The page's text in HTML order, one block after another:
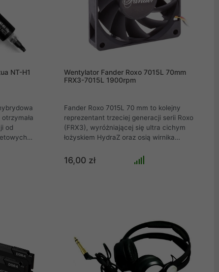
NT-H1
od
na
klasy
Wentylator Fander Roxo 7015L 70mm
FRX3-7015L 1900rpm
Fander Roxo 7015L 70 mm to kolejny
reprezentant trzeciej generacji serii Roxo
(FRX3), wyróżniającej się ultra cichym
łożyskiem HydraZ oraz osią wirnika
trwałości. Wentylatory Roxo FRX3 dostępne
są w czterech wersjach (L - wolne obroty, M
16,00 zł